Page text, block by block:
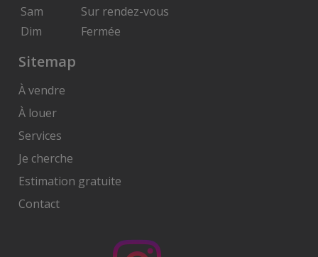
Sam
Sur rendez-vous
Dim
Fermée
Sitemap
À vendre
À louer
Services
Je cherche
Estimation gratuite
Contact